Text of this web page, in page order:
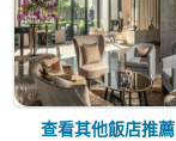
查看其他飯店推薦